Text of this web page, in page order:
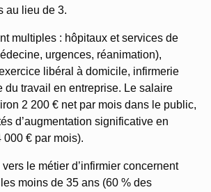
au lieu de 3.
multiples : hôpitaux et services de
urgences, réanimation),
libéral à domicile, infirmerie
du travail en entreprise. Le salaire
2 200 € net par mois dans le public,
d’augmentation significative en
000 € par mois).
le métier d’infirmier concernent
moins de 35 ans (60 % des